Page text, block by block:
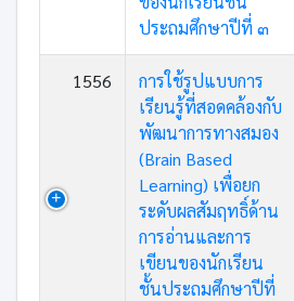
ประถมศึกษาปีที่ ๓
1556
การใช้รูปแบบการ
เรียนรู้ที่สอดคล้องกับ
พัฒนาการทางสมอง
(Brain Based
Learning) เพื่อยก
ระดับผลสัมฤทธิ์ด้าน
การอ่านและการ
เขียนของนักเรียน
ชั้นประถมศึกษาปีที่